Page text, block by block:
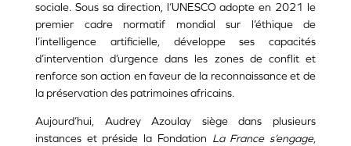
sociale. Sous sa direction, l’UNESCO adopte en 2021 le
premier cadre normatif mondial sur l’éthique de
l’intelligence artificielle, développe ses capacités
d’intervention d’urgence dans les zones de conflit et
renforce son action en faveur de la reconnaissance et de
la préservation des patrimoines africains.
Aujourd’hui, Audrey Azoulay siège dans plusieurs
instances et préside la Fondation La France s’engage,